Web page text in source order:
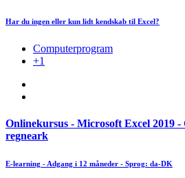
Har du ingen eller kun lidt kendskab til Excel?
Computerprogram
+1
Onlinekursus - Microsoft Excel 2019
regneark
E-learning - Adgang i 12 måneder - Sprog: da-DK